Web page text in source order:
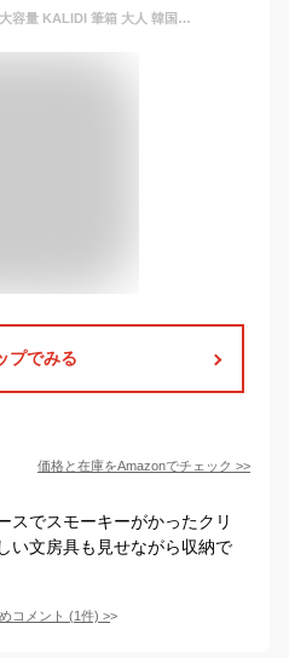
筆箱 シンプル ペンケース 大容量 KALIDI 筆箱 大人 韓国 おしゃれ ふでばこ ぺんけーす 男の子 女の子
プでみる
価格と在庫をAmazonでチェック >>
スでスモーキーがかったクリ
い文房具も見せながら収納で
コメント (1件) >